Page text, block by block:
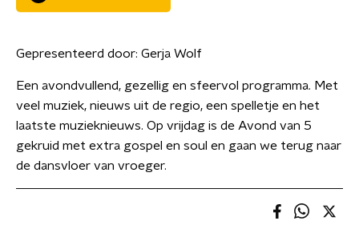
Gepresenteerd door: Gerja Wolf
Een avondvullend, gezellig en sfeervol programma. Met
veel muziek, nieuws uit de regio, een spelletje en het
laatste muzieknieuws. Op vrijdag is de Avond van 5
gekruid met extra gospel en soul en gaan we terug naar
de dansvloer van vroeger.